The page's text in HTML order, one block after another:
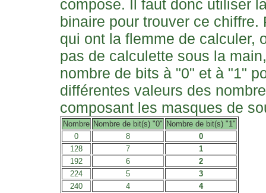
compose. Il faut donc utiliser
binaire pour trouver ce chiffre.
qui ont la flemme de calculer,
pas de calculette sous la
nombre de bits à "0" et à "1"
différentes valeurs des
composant les masques de
Nombre Nombre de bit(s) "0" Nombre de bit(s) "1"
0
8
0
128
7
1
192
6
2
224
5
3
240
4
4